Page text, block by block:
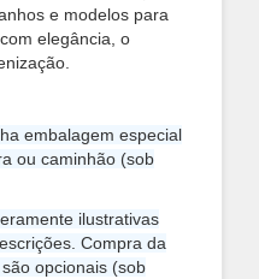
e modelos para
elegância, o
embalagem especial
ou caminhão (sob
ilustrativas
Compra da
opcionais (sob